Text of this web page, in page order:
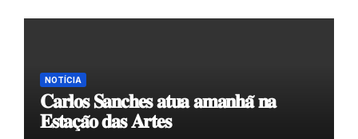
NOTÍCIA
𝐂𝐚𝐫𝐥𝐨𝐬 𝐒𝐚𝐧𝐜𝐡𝐞𝐬 𝐚𝐭𝐮𝐚 𝐚𝐦𝐚𝐧𝐡𝐚̃ 𝐧𝐚
𝐄𝐬𝐭𝐚𝐜̧𝐚̃𝐨 𝐝𝐚𝐬 𝐀𝐫𝐭𝐞𝐬